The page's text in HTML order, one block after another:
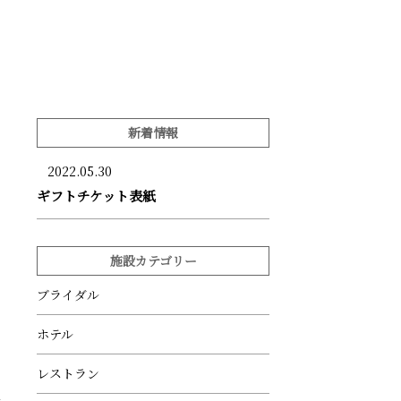
新着情報
2022.05.30
ギフトチケット表紙
施設カテゴリー
ブライダル
ホテル
レストラン